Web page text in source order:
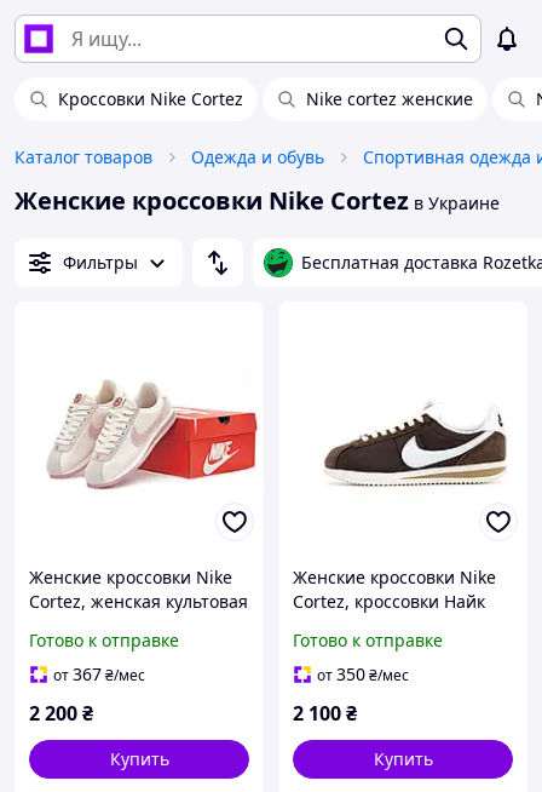
Кроссовки Nike Cortez Nike cortez женские
Каталог товаров Одежда и обувь Спортивная одежда
Женские кроссовки Nike Cortez в Украине
Фильтры Бесплатная доставка
Женские кроссовки Nike
Cortez, женская культовая
Готово к отправке
от367₴/мес
2 200₴
Купить
Женские кроссовки Nike
Cortez, кроссовки Найк
Готово к отправке
от350₴/мес
2 100₴
Купить